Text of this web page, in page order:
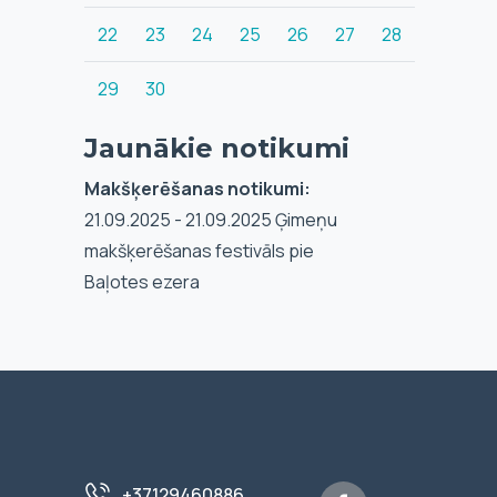
22 23 24 25 26 27 28
29 30
Jaunākie notikumi
Makšķerēšanas notikumi:
21.09.2025 - 21.09.2025 Ģimeņu
makšķerēšanas festivāls pie
Baļotes ezera